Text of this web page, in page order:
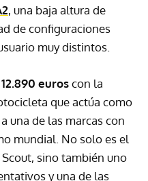
, una baja altura de
de configuraciones
muy distintos.
12.890 euroscon la
que actúa como
una de las marcas con
mundial. No solo es el
sino también uno
y una de las